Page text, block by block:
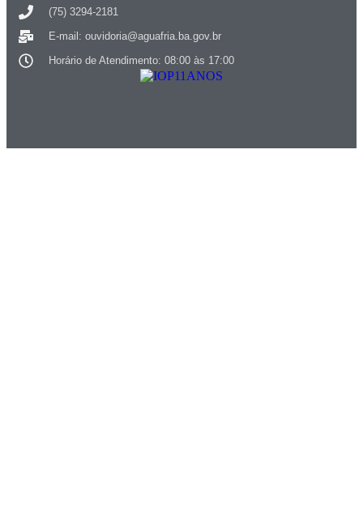
(75) 3294-2181
E-mail: ouvidoria@aguafria.ba.gov.br
Horário de Atendimento: 08:00 às 17:00